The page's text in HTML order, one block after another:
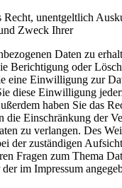
Recht, unentgeltlich
Zweck Ihrer
Daten zu
Berichtigung oder
eine Einwilligung zur
diese Einwilligung
haben Sie das
die Einschränkung der
zu verlangen. Des
der zuständigen
Fragen zum Thema
im Impressum